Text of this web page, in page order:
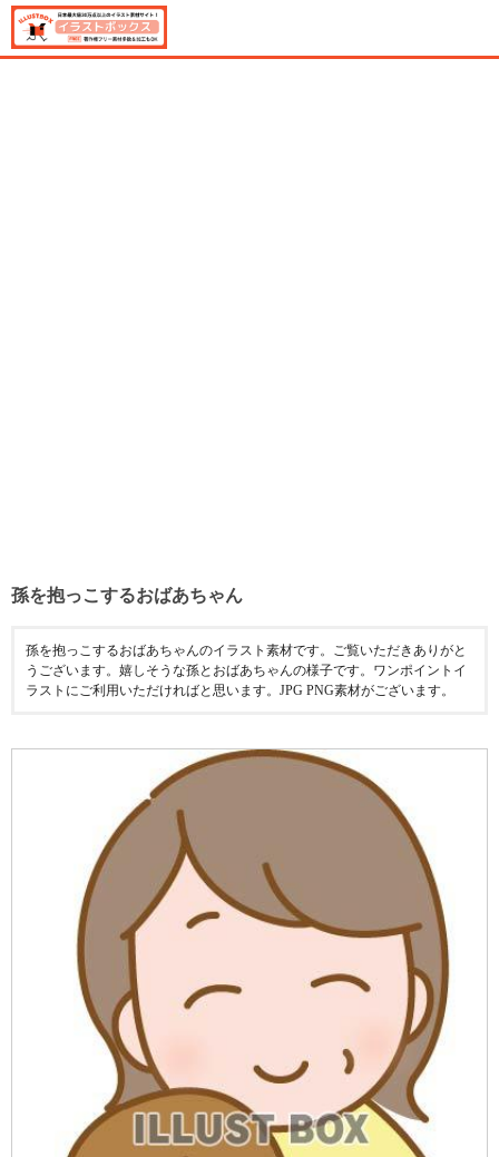
孫を抱っこするおばあちゃん
孫を抱っこするおばあちゃんのイラスト素材です。ご覧いただきありがと
うございます。嬉しそうな孫とおばあちゃんの様子です。ワンポイントイ
ラストにご利用いただければと思います。JPG PNG素材がございます。